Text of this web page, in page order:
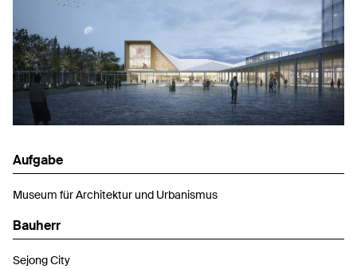
Aufgabe
Museum für Architektur und Urbanismus
Bauherr
Sejong City